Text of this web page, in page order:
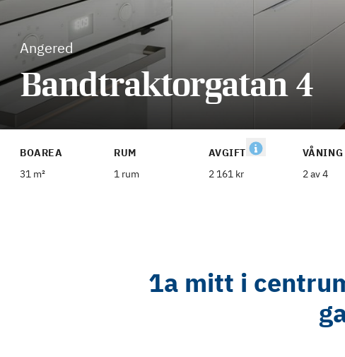
Angered
Bandtraktorgatan 4
BOAREA
31 m²
RUM
1 rum
AVGIFT
2 161 kr
VÅNING
2 av 4
1a mitt i